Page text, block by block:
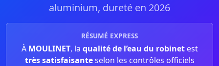
aluminium, dureté en 2026
RÉSUMÉ EXPRESS
À MOULINET, la qualité de l’eau du robinetest
très satisfaisanteselon les contrôles officiels